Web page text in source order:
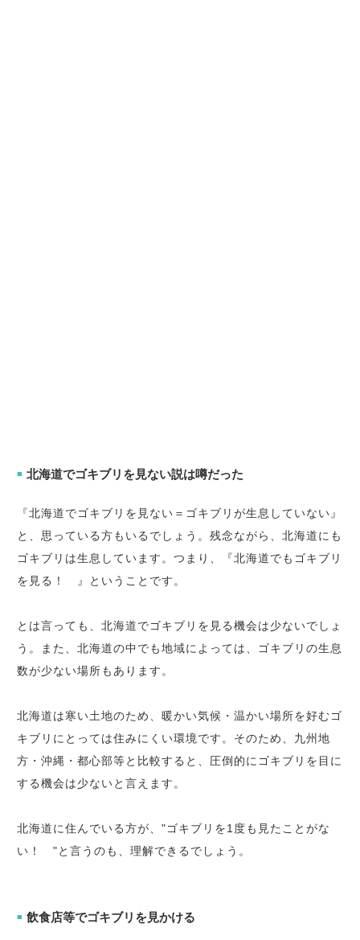
■ 北海道でゴキブリを見ない説は噂だった
『北海道でゴキブリを見ない＝ゴキブリが生息していない』
と、思っている方もいるでしょう。残念ながら、北海道にも
ゴキブリは生息しています。つまり、『北海道でもゴキブリ
を見る！ 』ということです。
とは言っても、北海道でゴキブリを見る機会は少ないでしょ
う。また、北海道の中でも地域によっては、ゴキブリの生息
数が少ない場所もあります。
北海道は寒い土地のため、暖かい気候・温かい場所を好むゴ
キブリにとっては住みにくい環境です。そのため、九州地
方・沖縄・都心部等と比較すると、圧倒的にゴキブリを目に
する機会は少ないと言えます。
北海道に住んでいる方が、"ゴキブリを1度も見たことがな
い！ "と言うのも、理解できるでしょう。
■ 飲食店等でゴキブリを見かける